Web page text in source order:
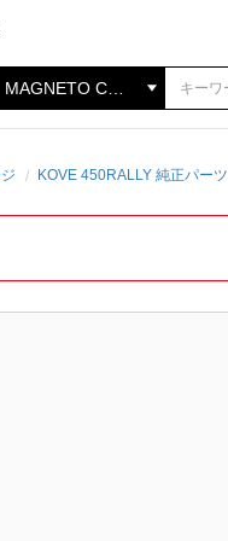
KOVE 450RALLY 純正パーツ